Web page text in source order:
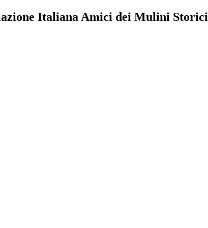
Italiana Amici dei Mulini Storici